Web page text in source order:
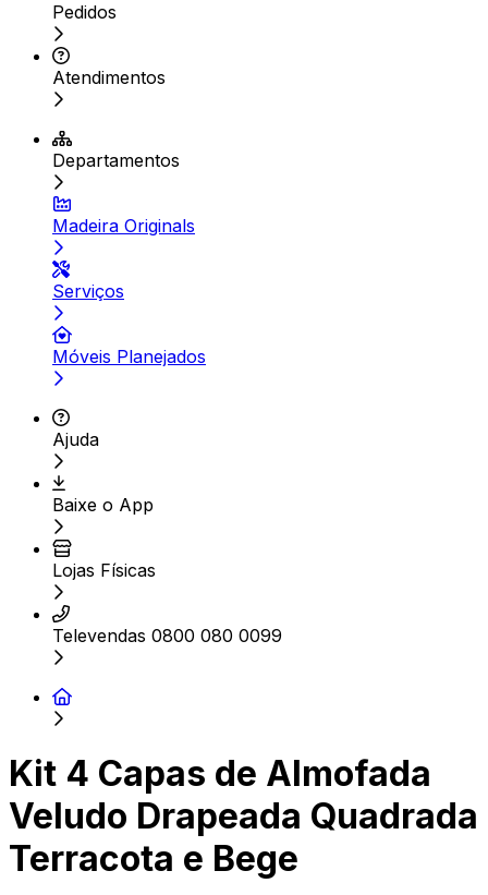
Pedidos
Atendimentos
Departamentos
Madeira Originals
Serviços
Móveis Planejados
Ajuda
Baixe o App
Lojas Físicas
Televendas 0800 080 0099
Kit 4 Capas de Almofada
Veludo Drapeada Quadrada
Terracota e Bege